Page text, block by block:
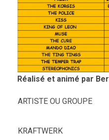
Réalisé et animé par
ARTISTE OU GROUPE
KRAFTWERK